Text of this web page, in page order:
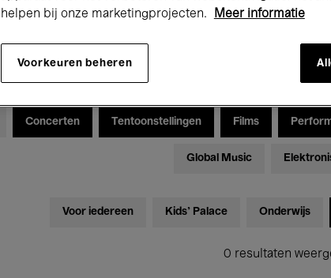
Concerten Tentoonstellingen Films
Global Music
Voor iedereen Kids’ Palace Onderwijs
0 resultaten
helpen bij onze marketingprojecten.
Meer informatie
Voorkeuren beheren